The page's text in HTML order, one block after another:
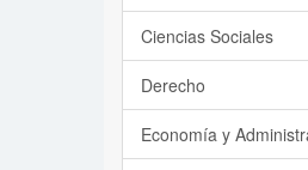
Ciencias Sociales
Derecho
Economía y